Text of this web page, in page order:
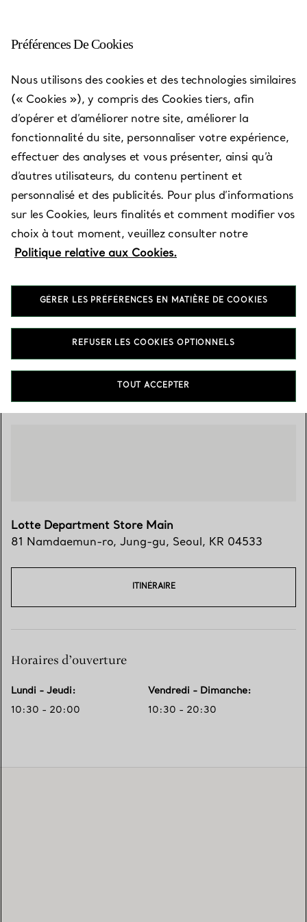
Lotte Department Store
Main
Ouvert aujourd’hui jusqu’à 20:00
Services disponibles
81 Namdaemun-ro,Jung-gu, Seoul,KR 04533
02-6250-8500
Trouver votre boutique
Lotte Department Store Main
81 Namdaemun-ro, Jung-gu, Seoul, KR 04533
ITINÉRAIRE
Horaires d’ouverture
Lundi - Jeudi:
10:30 - 20:00
Vendredi - Dimanche:
10:30 - 20:30
Préférences De Cookies
Nous utilisons des cookies et des technologies similaires
(« Cookies »), y compris des Cookies tiers, afin
d’opérer et d’améliorer notre site, améliorer la
fonctionnalité du site, personnaliser votre expérience,
effectuer des analyses et vous présenter, ainsi qu’à
d’autres utilisateurs, du contenu pertinent et
personnalisé et des publicités. Pour plus d’informations
sur les Cookies, leurs finalités et comment modifier vos
choix à tout moment, veuillez consulter notre
Politique relative aux Cookies.
GÉRER LES PRÉFÉRENCES EN MATIÈRE DE COOKIES
REFUSER LES COOKIES OPTIONNELS
TOUT ACCEPTER